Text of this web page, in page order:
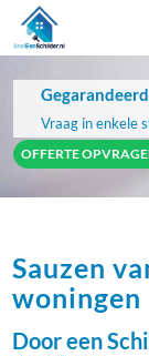
Vraag in enkele
OFFERTE
Sauzen
woningen
Door een